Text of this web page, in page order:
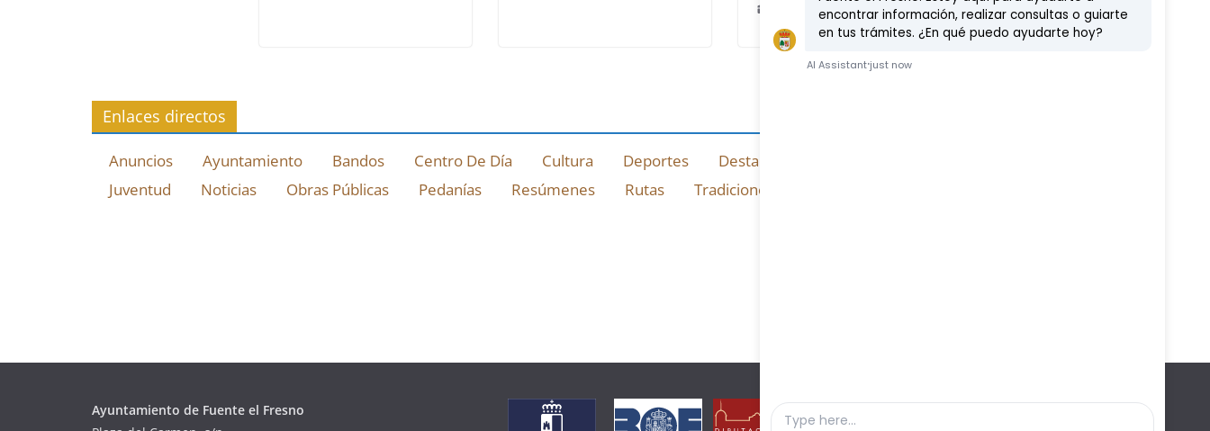
8 abril, 2016
Enlaces directos
Anuncios Ayuntamiento Bandos Centro De Día Cultura Deportes Destacado
Juventud
Noticias Obras Públicas Pedanías Resúmenes Rutas Tradiciones
Ayuntamiento de Fuente el Fresno